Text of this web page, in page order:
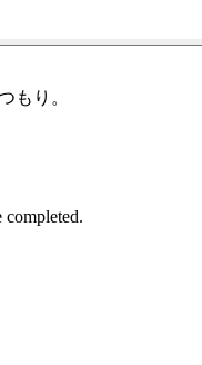
もり。
completed.